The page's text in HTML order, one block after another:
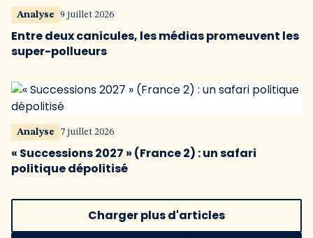
Analyse 9 juillet 2026
Entre deux canicules, les médias promeuvent les
super-pollueurs
Analyse 7 juillet 2026
« Successions 2027 » (France 2) : un safari
politique dépolitisé
Charger plus d'articles